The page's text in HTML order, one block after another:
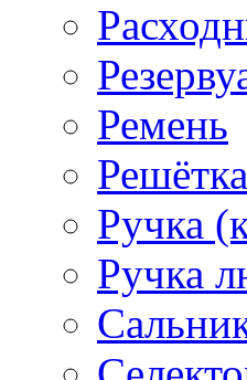
Ремень
Решётка
Ручка
Ручка